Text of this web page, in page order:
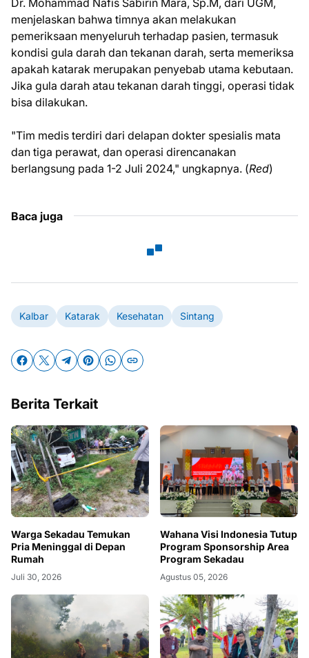
menjelaskan bahwa timnya akan melakukan
pemeriksaan menyeluruh terhadap pasien, termasuk
kondisi gula darah dan tekanan darah, serta memeriksa
apakah katarak merupakan penyebab utama kebutaan.
Jika gula darah atau tekanan darah tinggi, operasi tidak
bisa dilakukan.
"Tim medis terdiri dari delapan dokter spesialis mata
dan tiga perawat, dan operasi direncanakan
berlangsung pada 1-2 Juli 2024," ungkapnya. (Red)
Baca juga
Kalbar Katarak Kesehatan Sintang
Berita Terkait
Warga Sekadau Temukan
Pria Meninggal di Depan
Rumah
Juli 30, 2026
Wahana Visi Indonesia Tutup
Program Sponsorship Area
Program Sekadau
Agustus 05, 2026